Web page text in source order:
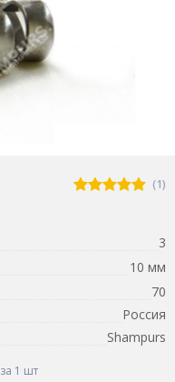
(1)
3
10 мм
70
Россия
Shampurs
за 1 шт